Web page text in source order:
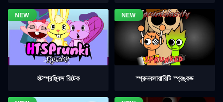
হটস্প্রঙ্কিস রিটেক স্প্রুনকলায়ারিটি স্প্রঙ্কড